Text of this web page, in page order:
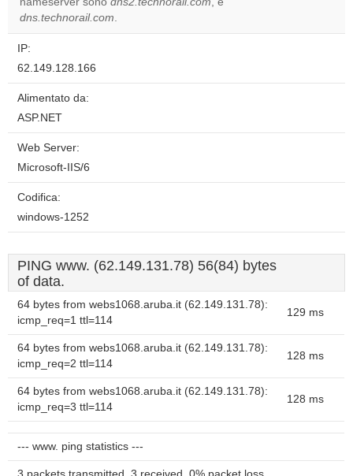
dns.technorail.com.
IP:
62.149.128.166
Alimentato da:
ASP.NET
Web Server:
Microsoft-IIS/6
Codifica:
windows-1252
PING www. (62.149.131.78) 56(84) bytes
of data.
64 bytes from webs1068.aruba.it (62.149.131.78):
icmp_req=1 ttl=114
129 ms
64 bytes from webs1068.aruba.it (62.149.131.78):
icmp_req=2 ttl=114
128 ms
64 bytes from webs1068.aruba.it (62.149.131.78):
icmp_req=3 ttl=114
128 ms
--- www. ping statistics ---